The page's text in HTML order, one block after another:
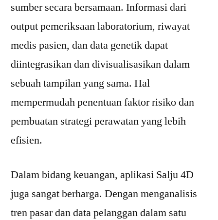
sumber secara bersamaan. Informasi dari
output pemeriksaan laboratorium, riwayat
medis pasien, dan data genetik dapat
diintegrasikan dan divisualisasikan dalam
sebuah tampilan yang sama. Hal
mempermudah penentuan faktor risiko dan
pembuatan strategi perawatan yang lebih
efisien.
Dalam bidang keuangan, aplikasi Salju 4D
juga sangat berharga. Dengan menganalisis
tren pasar dan data pelanggan dalam satu